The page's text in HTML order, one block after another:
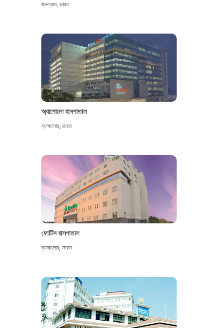
গুরুগ্রাম,ভারত
অ্যাপোলো হাসপাতাল
ব্যাঙ্গালোর,ভারত
ফোর্টিস হাসপাতাল
ব্যাঙ্গালোর,ভারত